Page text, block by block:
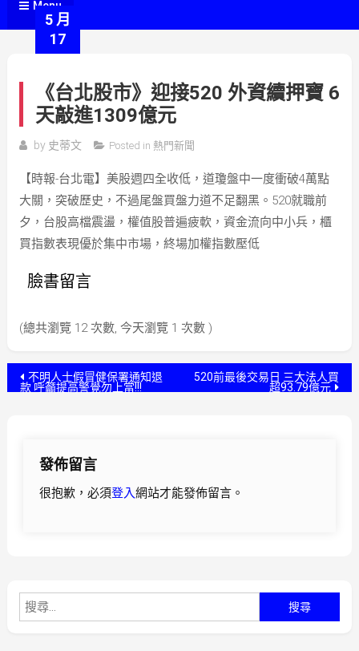
Menu
5 月
17
《台北股市》迎接520 外資續押寶 6
天敲進1309億元
by 史蒂文 Posted in 熱門新聞
【時報-台北電】美股週四全收低，道瓊盤中一度衝破4萬點
大關，突破歷史，不過尾盤買盤力道不足翻黑。520就職前
夕，台股高檔震盪，權值股普遍疲軟，資金流向中小兵，櫃
買指數表現優於集中市場，終場加權指數壓低
臉書留言
(總共瀏覽 12 次數, 今天瀏覽 1 次數 )
文不明人士假冒健保署通知退
款 呼籲提高警覺勿上當!!!
520前最後交易日 三大法人買
超93.79億元
發佈留言
很抱歉，必須登入網站才能發佈留言。
尋